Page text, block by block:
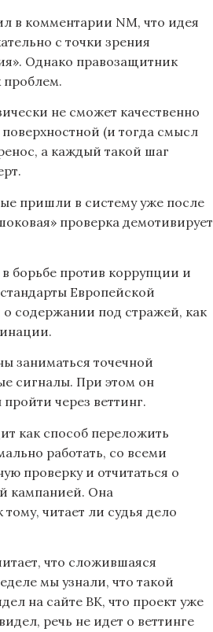
в комментарии NM, что идея
с точки зрения
Однако правозащитник
проблем.
не сможет качественно
(и тогда смысл
а каждый такой шаг
пришли в систему уже после
проверка демотивирует
борьбе против коррупции и
Европейской
о содержании под стражей, как
заниматься точечной
сигналы. При этом он
через веттинг.
как способ переложить
работать, со всеми
проверку и отчитаться о
кампанией. Она
читает ли судья дело
что сложившаяся
мы узнали, что такой
на сайте ВК, что проект уже
речь не идет о веттинге